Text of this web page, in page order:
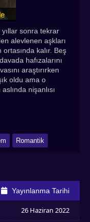
sonra tekrar
alevlenen aşkları
ortasında kalır. Beş
hafızalarını
araştırırken
oldu ama o
nişanlısı
Ve anılarını
Çin
izle seçeneğiyle
Romantik
Yayınlanma Tarihi
26 Haziran 2022